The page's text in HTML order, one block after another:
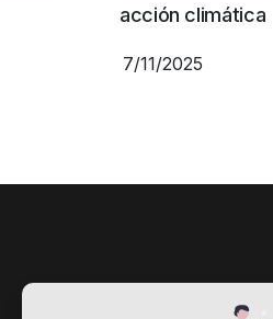
climática